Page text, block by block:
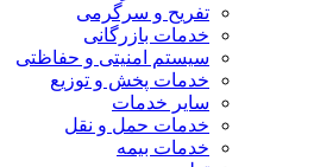
تفریح و سرگرمی
خدمات بازرگانی
سیستم امنیتی و حفاظتی
خدمات پخش و توزیع
سایر خدمات
خدمات حمل و نقل
خدمات بیمه